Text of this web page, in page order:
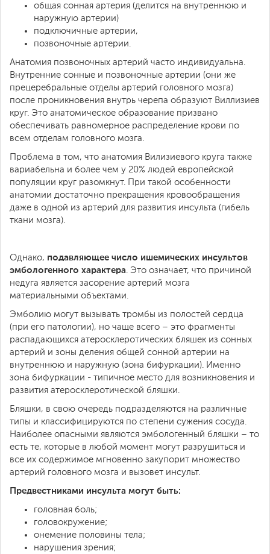
общая сонная артерия (делится на внутреннюю и
наружную артерии)
подключичные артерии,
позвоночные артерии.
Анатомия позвоночных артерий часто индивидуальна.
Внутренние сонные и позвоночные артерии (они же
прецеребральные отделы артерий головного мозга)
после проникновения внутрь черепа образуют Виллизиев
круг. Это анатомическое образование призвано
обеспечивать равномерное распределение крови по
всем отделам головного мозга.
Проблема в том, что анатомия Вилизиевого круга также
вариабельна и более чем у 20% людей европейской
популяции круг разомкнут. При такой особенности
анатомии достаточно прекращения кровообращения
даже в одной из артерий для развития инсульта (гибель
ткани мозга).
Однако, подавляющее число ишемических инсультов
эмбологенного характера . Это означает, что причиной
недуга является засорение артерий мозга
материальными объектами.
Эмболию могут вызывать тромбы из полостей сердца
(при его патологии), но чаще всего – это фрагменты
распадающихся атеросклеротических бляшек из сонных
артерий и зоны деления общей сонной артерии на
внутреннюю и наружную (зона бифуркации). Именно
зона бифуркации - типичное место для возникновения и
развития атеросклеротической бляшки.
Бляшки, в свою очередь подразделяются на различные
типы и классифицируются по степени сужения сосуда.
Наиболее опасными являются эмбологенный бляшки – то
есть те, которые в любой момент могут разрушиться и
все их содержимое мгновенно закупорит множество
артерий головного мозга и вызовет инсульт.
Предвестниками инсульта могут быть:
головная боль;
головокружение;
онемение половины тела;
нарушения зрения;